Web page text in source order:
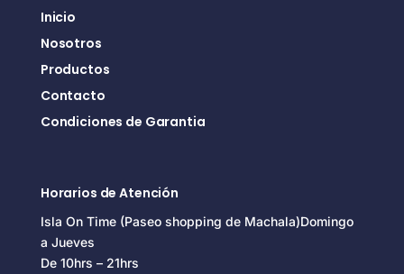
Inicio
Nosotros
Productos
Contacto
Condiciones de Garantia
Horarios de Atención
Isla On Time (Paseo shopping de Machala)Domingo
a Jueves
De 10hrs – 21hrs